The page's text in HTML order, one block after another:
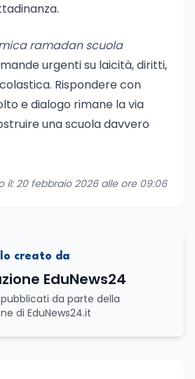
ramadan scuola
urgenti su laicità, diritti,
Rispondere con
e dialogo rimane la via
una scuola davvero
il: 20 febbraio 2026 alle ore 09:06
creato da
EduNews24
da parte della
di EduNews24.it